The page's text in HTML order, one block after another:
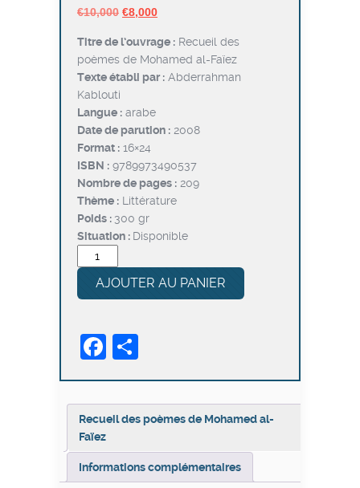
€10,000 Le
initial
était :
€10,000.
€8,000Le
actuel
est :
€8,000.
Titre de l’ouvrage : Recueil des
poèmes de Mohamed al-Faïez
Texte établi par : Abderrahman
Kablouti
Langue : arabe
Date de parution : 2008
Format : 16×24
ISBN : 9789973490537
Nombre de pages : 209
Thème : Littérature
Poids : 300 gr
Situation : Disponible
quantité
de
Recueil
de
Mohamed
AJOUTER AU PANIER
Facebook
Recueil des poèmes de Mohamed al-
Faïez
Informations complémentaires